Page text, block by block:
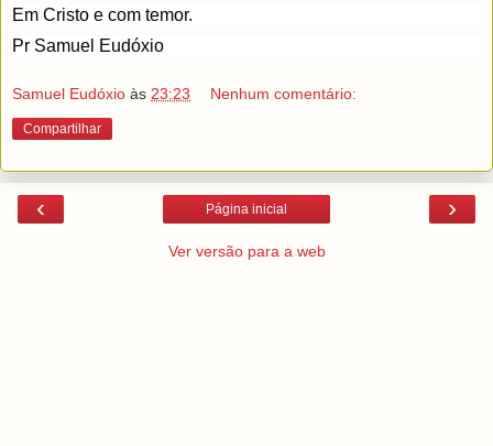
Em Cristo e com temor.
Pr Samuel Eudóxio
Samuel Eudóxio às 23:23 Nenhum comentário:
Compartilhar
‹ ›
Página inicial
Ver versão para a web